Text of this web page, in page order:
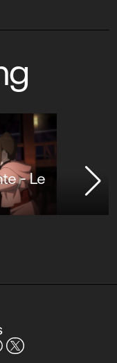
- Le